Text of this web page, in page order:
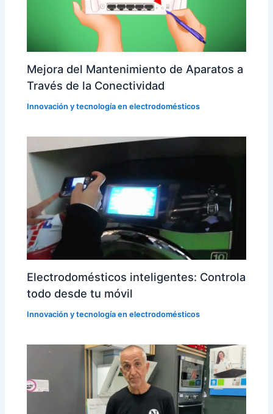
Mejora del Mantenimiento de Aparatos a
Través de la Conectividad
Innovación y tecnología en electrodomésticos
Electrodomésticos inteligentes: Controla
todo desde tu móvil
Innovación y tecnología en electrodomésticos